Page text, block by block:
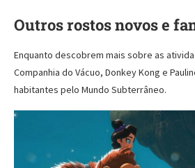
Outros rostos novos e
Enquanto descobrem mais sobre as
Companhia do Vácuo, Donkey Kong e
habitantes pelo Mundo Subterrâneo.